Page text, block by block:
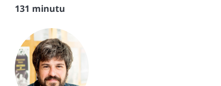
131 minutu